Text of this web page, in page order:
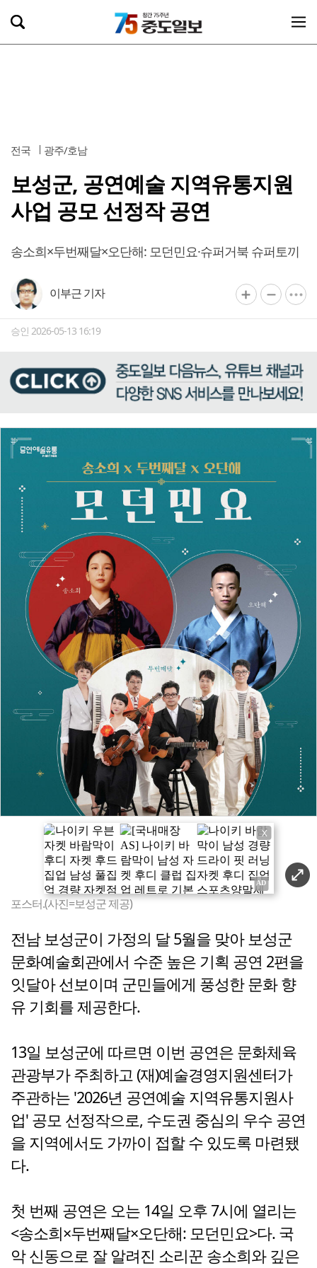
전국 광주/호남
보성군, 공연예술 지역유통지원
사업 공모 선정작 공연
송소희×두번째달×오단해: 모던민요·슈퍼거북 슈퍼토끼
이부근 기자
승인 2026-05-13 16:19
X
포스터.(사진=보성군 제공)
전남 보성군이 가정의 달 5월을 맞아 보성군
문화예술회관에서 수준 높은 기획 공연 2편을
잇달아 선보이며 군민들에게 풍성한 문화 향
유 기회를 제공한다.
13일 보성군에 따르면 이번 공연은 문화체육
관광부가 주최하고 (재)예술경영지원센터가
주관하는 '2026년 공연예술 지역유통지원사
업' 공모 선정작으로, 수도권 중심의 우수 공연
을 지역에서도 가까이 접할 수 있도록 마련됐
다.
첫 번째 공연은 오는 14일 오후 7시에 열리는
<송소희×두번째달×오단해: 모던민요>다. 국
악 신동으로 잘 알려진 소리꾼 송소희와 깊은